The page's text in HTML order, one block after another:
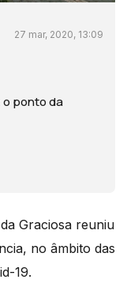
27 mar, 2020, 13:09
o ponto da
Graciosa reuniu
no âmbito das
19.